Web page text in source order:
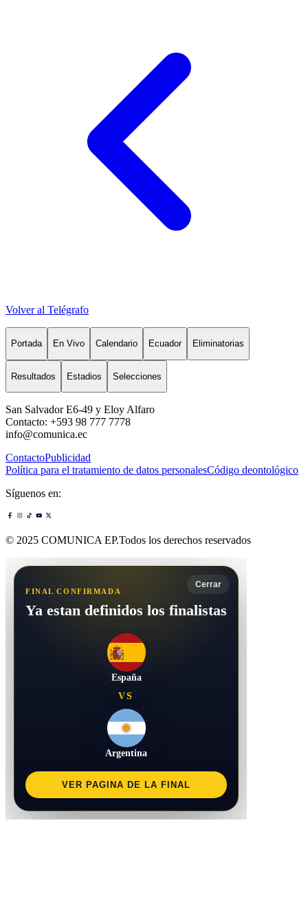
Volver al Telégrafo
Portada En Vivo Calendario Ecuador Eliminatorias
Resultados Estadios Selecciones
San Salvador E6-49 y Eloy Alfaro
Contacto: +593 98 777 7778
info@comunica.ec
ContactoPublicidad
Política para el tratamiento de datos personalesCódigo deontológico
Síguenos en:
© 2025 COMUNICA EP.Todos los derechos reservados
Cerrar
FINAL CONFIRMADA
Ya estan definidos los finalistas
España
VS
Argentina
VER PAGINA DE LA FINAL